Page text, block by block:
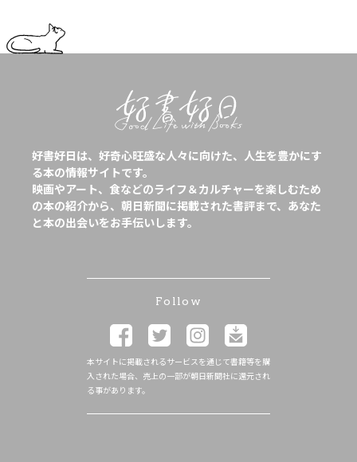
好書好日は、好奇心旺盛な人々に向けた、人生を豊かにす
る本の情報サイトです。
映画やアート、食などのライフ＆カルチャーを楽しむため
の本の紹介から、朝日新聞に掲載された書評まで、あなた
と本の出会いをお手伝いします。
Follow
本サイトに掲載されるサービスを通じて書籍等を購
入された場合、売上の一部が朝日新聞社に還元され
る事があります。